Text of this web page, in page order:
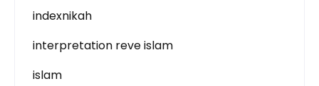
indexnikah
interpretation reve islam
islam